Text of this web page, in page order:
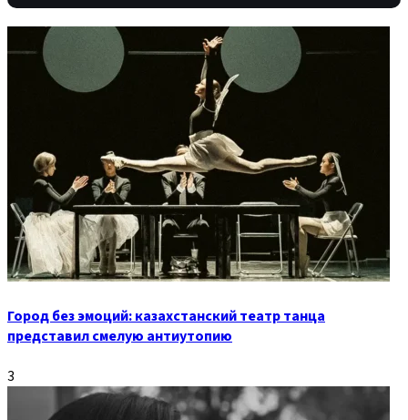
Город без эмоций: казахстанский театр танца
представил смелую антиутопию
3